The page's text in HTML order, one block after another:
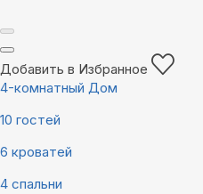
Добавить в Избранное
4-комнатный Дом
10 гостей
6 кроватей
4 спальни